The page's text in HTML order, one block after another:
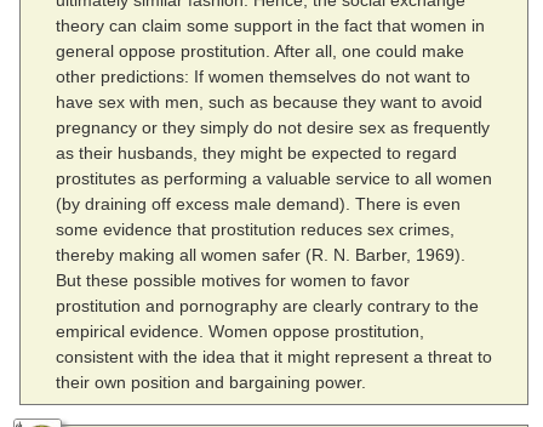
theory can claim some support in the fact that women in
general oppose prostitution. After all, one could make
other predictions: If women themselves do not want to
have sex with men, such as because they want to avoid
pregnancy or they simply do not desire sex as frequently
as their husbands, they might be expected to regard
prostitutes as performing a valuable service to all women
(by draining off excess male demand). There is even
some evidence that prostitution reduces sex crimes,
thereby making all women safer (R. N. Barber, 1969).
But these possible motives for women to favor
prostitution and pornography are clearly contrary to the
empirical evidence. Women oppose prostitution,
consistent with the idea that it might represent a threat to
their own position and bargaining power.